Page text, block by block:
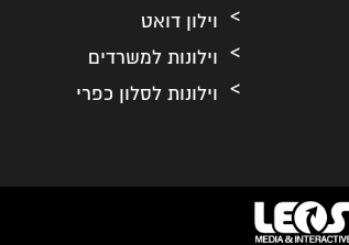
וילון דואט
וילונות למשרדים
וילונות לסלון כפרי